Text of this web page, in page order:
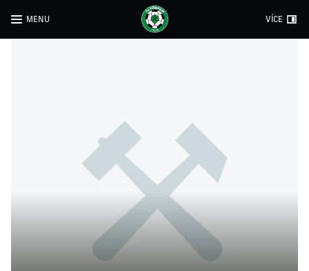
MENU VÍCE